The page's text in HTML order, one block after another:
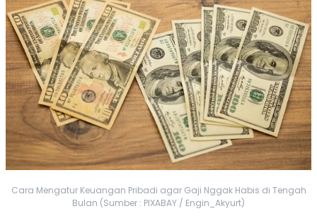
Cara Mengatur Keuangan Pribadi agar Gaji Nggak Habis di Tengah
Bulan (Sumber : PIXABAY / Engin_Akyurt)